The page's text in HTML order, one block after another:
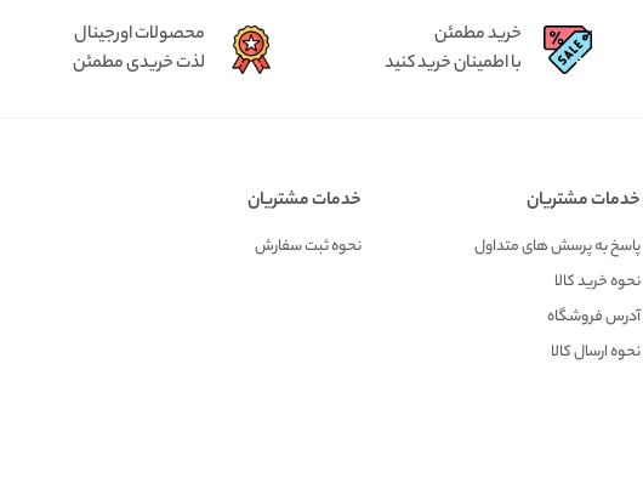
خرید مطمئن
با اطمینان خرید کنید
محصولات اورجینال
لذت خریدی مطمئن
خدمات مشتریان
پاسخ به پرسش های متداول
نحوه خرید کالا
آدرس فروشگاه
نحوه ارسال کالا
خدمات مشتریان
نحوه ثبت سفارش